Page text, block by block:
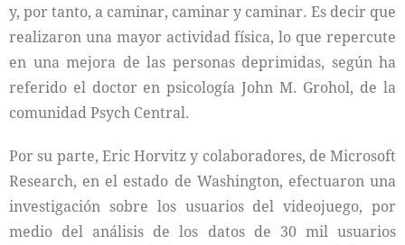
y, por tanto, a caminar, caminar y caminar. Es decir que
realizaron una mayor actividad física, lo que repercute
en una mejora de las personas deprimidas, según ha
referido el doctor en psicología John M. Grohol, de la
comunidad Psych Central.
Por su parte, Eric Horvitz y colaboradores, de Microsoft
Research, en el estado de Washington, efectuaron una
investigación sobre los usuarios del videojuego, por
medio del análisis de los datos de 30 mil usuarios